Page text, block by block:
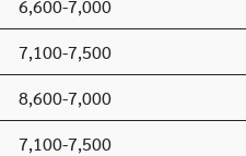
6,600-7,000
7,100-7,500
8,600-7,000
7,100-7,500